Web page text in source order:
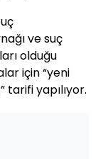
ve suç
olduğu
için “yeni
yapılıyor.